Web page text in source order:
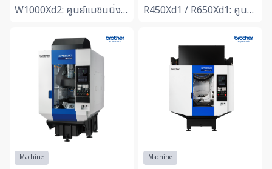
W1000Xd2: ศูนย์แมชินนิ่ง
แมชินนิ่งขนาดใหญ่รองรับทั้ง
ชิ้นงานขนาดใหญ่และการจ...
R450Xd1 / R650Xd1: ศูนย์
พาเลทอัตโนมัติ -มาพร้อม
ระบบ QT Table (Quick
Turn) เปลี่...
Machine Machine